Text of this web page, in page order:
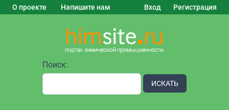
О проекте Напишите нам Вход Регистрация
Поиск:
ИСКАТЬ